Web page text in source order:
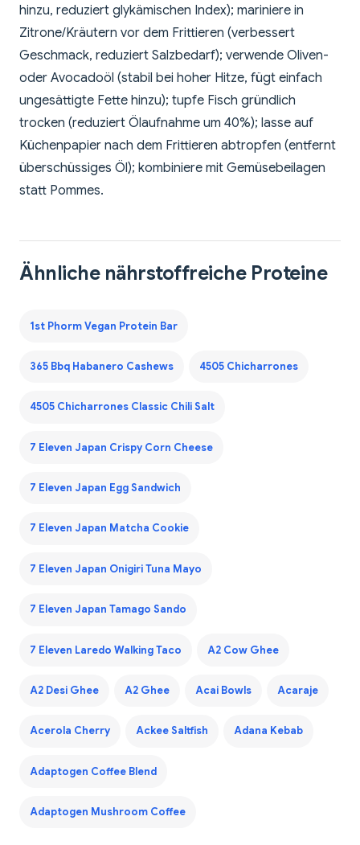
hinzu, reduziert glykämischen Index); mariniere in
Zitrone/Kräutern vor dem Frittieren (verbessert
Geschmack, reduziert Salzbedarf); verwende Oliven-
oder Avocadoöl (stabil bei hoher Hitze, fügt einfach
ungesättigte Fette hinzu); tupfe Fisch gründlich
trocken (reduziert Ölaufnahme um 40%); lasse auf
Küchenpapier nach dem Frittieren abtropfen (entfernt
überschüssiges Öl); kombiniere mit Gemüsebeilagen
statt Pommes.
Ähnliche nährstoffreiche Proteine
1st Phorm Vegan Protein Bar
365 Bbq Habanero Cashews 4505 Chicharrones
4505 Chicharrones Classic Chili Salt
7 Eleven Japan Crispy Corn Cheese
7 Eleven Japan Egg Sandwich
7 Eleven Japan Matcha Cookie
7 Eleven Japan Onigiri Tuna Mayo
7 Eleven Japan Tamago Sando
7 Eleven Laredo Walking Taco A2 Cow Ghee
A2 Desi Ghee A2 Ghee Acai Bowls Acaraje
Acerola Cherry Ackee Saltfish Adana Kebab
Adaptogen Coffee Blend
Adaptogen Mushroom Coffee